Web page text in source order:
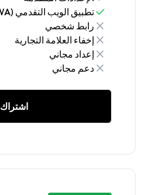
تطبيق الويب التقدمي (PWA)
رابط شخصي
إخفاء العلامة التجارية
إعداد مجاني
دعم مجاني
اشتراك